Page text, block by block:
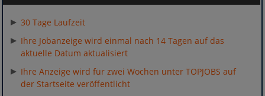
30 Tage Laufzeit
Ihre Jobanzeige wird einmal nach 14 Tagen auf das
aktuelle Datum aktualisiert
Ihre Anzeige wird für zwei Wochen unter TOPJOBS auf
der Startseite veröffentlicht